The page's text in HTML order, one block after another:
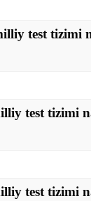
test tizimi
test tizimi
test tizimi